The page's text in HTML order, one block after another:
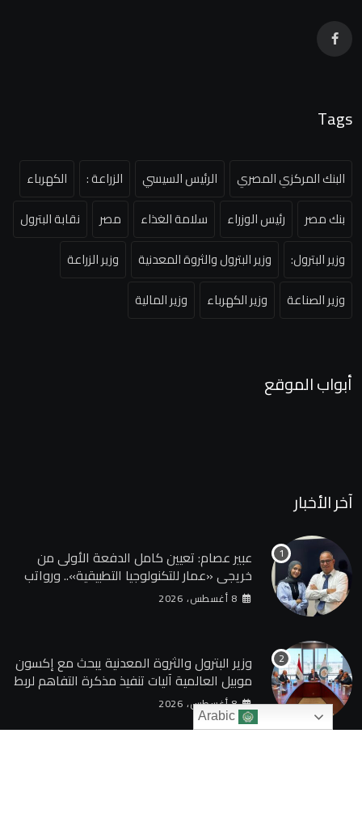
Tags
البنك المركزي المصري الرئيس السيسي الزراعة :
الكهرباء
بنك مصر
رئيس الوزراء سلامة الغذاء مصر
نقابة البترول
وزير البترول:
وزير البترول والثروة المعدنية
وزير الزراعة
وزير الصناعة
وزير الكهرباء وزير المالية
أبواب الموقع
آخر الأخبار
عبير عصام: تعيين كامل الدفعة الأولى من
خريجي «عمار للتكنولوجيا التطبيقية».. ورواتب
تصل إلى 13 ألف جنيه
8 أغسطس، 2026
وزير البترول والثروة المعدنية يبحث مع إكسون
موبيل العالمية آليات تنفيذ مذكرة التفاهم لربط
اكتشافات الشركة في قبرص بالبنية التحتية
المصرية
8 أغسطس، 2026